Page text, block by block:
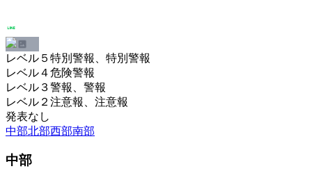
レベル５特別警報、特別警報
レベル４危険警報
レベル３警報、警報
レベル２注意報、注意報
発表なし
中部北部西部南部
中部